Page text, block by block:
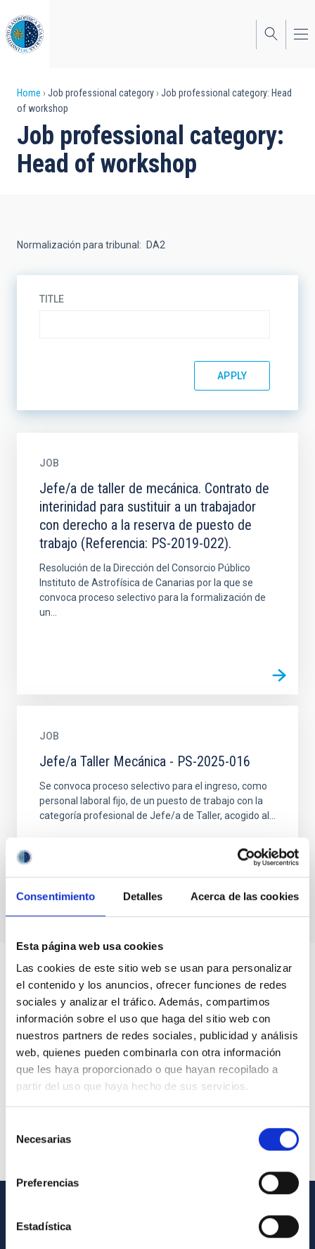
Consentimiento Detalles Acerca de las cookies
Esta página web usa cookies
Las cookies de este sitio web se usan para personalizar
el contenido y los anuncios, ofrecer funciones de redes
sociales y analizar el tráfico. Además, compartimos
información sobre el uso que haga del sitio web con
nuestros partners de redes sociales, publicidad y análisis
web, quienes pueden combinarla con otra información
que les haya proporcionado o que hayan recopilado a
partir del uso que haya hecho de sus servicios.
Necesarias
Preferencias
Estadística
to
main
content
Breadcrumb
Home Job professional category
Job professional category: Head
of workshop
Job professional category:
Head of workshop
Normalización para tribunal DA2
TITLE
JOB
Jefe/a de taller de mecánica. Contrato de
interinidad para sustituir a un trabajador
con derecho a la reserva de puesto de
trabajo (Referencia: PS-2019-022).
Resolución de la Dirección del Consorcio Público
Instituto de Astrofísica de Canarias por la que se
convoca proceso selectivo para la formalización de
un...
JOB
Jefe/a Taller Mecánica - PS-2025-016
Se convoca proceso selectivo para el ingreso, como
personal laboral fijo, de un puesto de trabajo con la
categoría profesional de Jefe/a de Taller, acogido al...
GENERAL INFORMATION